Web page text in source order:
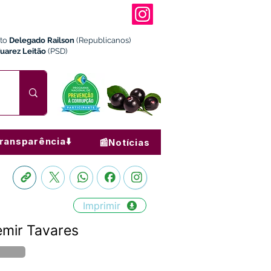
Delegado Railson (Republicanos)
Leitão (PSD)
📰Notícias
Imprimir
Tavares